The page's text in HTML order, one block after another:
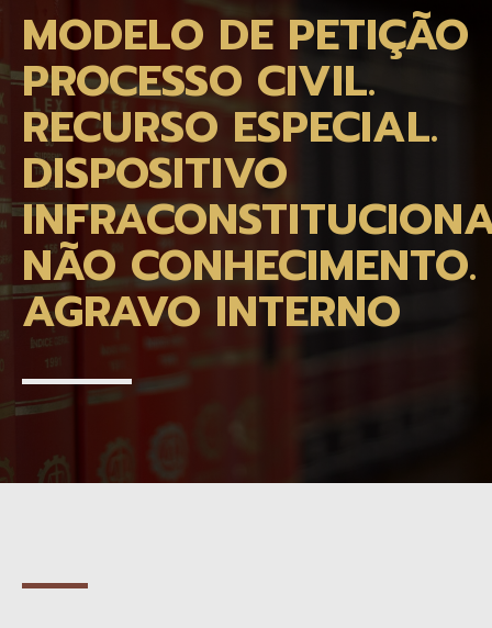
MODELO DE PETIÇÃO
PROCESSO CIVIL.
RECURSO ESPECIAL.
DISPOSITIVO
NÃO CONHECIMENTO.
AGRAVO INTERNO